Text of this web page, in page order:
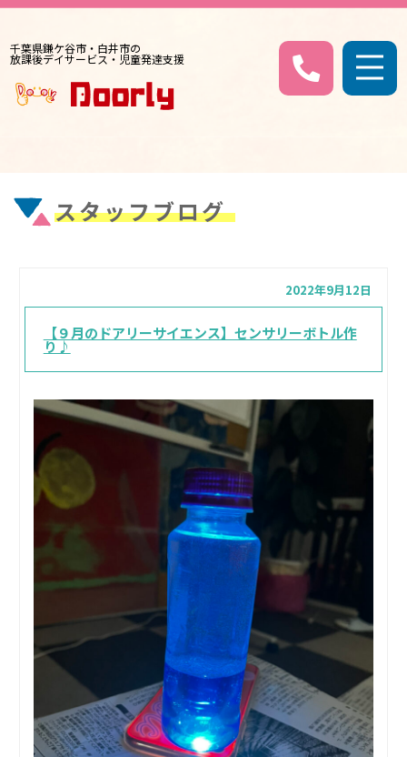
千葉県鎌ケ谷市・白井市の
放課後デイサービス・児童発達支援
スタッフブログ
2022年9月12日
【９月のドアリーサイエンス】センサリーボトル作
り♪